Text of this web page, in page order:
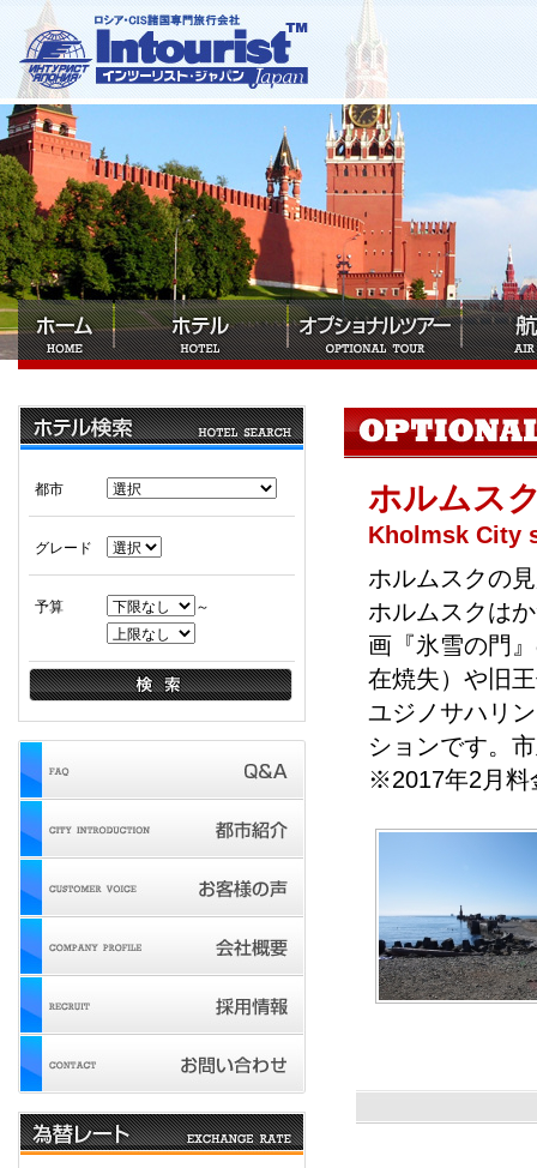
ホルムス
Kholmsk City
ホルムスクの
ホルムスクは
画『氷雪の門
在焼失）や旧
ユジノサハリ
ションです。
※2017年2月料
都市
グレード
予算 ～